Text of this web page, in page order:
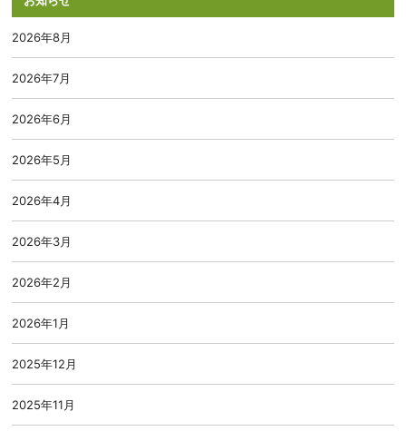
2026年8月
2026年7月
2026年6月
2026年5月
2026年4月
2026年3月
2026年2月
2026年1月
2025年12月
2025年11月